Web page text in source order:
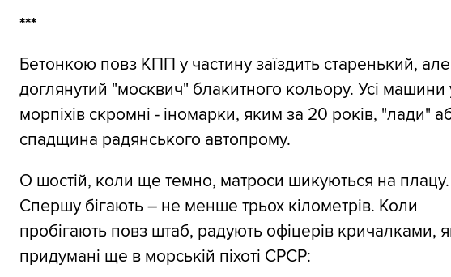
***
Бетонкою повз КПП у частину заїздить старенький, але
доглянутий "москвич" блакитного кольору. Усі машини
морпіхів скромні - іномарки, яким за 20 років, "лади"
спадщина радянського автопрому.
О шостій, коли ще темно, матроси шикуються на плацу.
Спершу бігають – не менше трьох кілометрів. Коли
пробігають повз штаб, радують офіцерів кричалками,
придумані ще в морській піхоті СРСР: